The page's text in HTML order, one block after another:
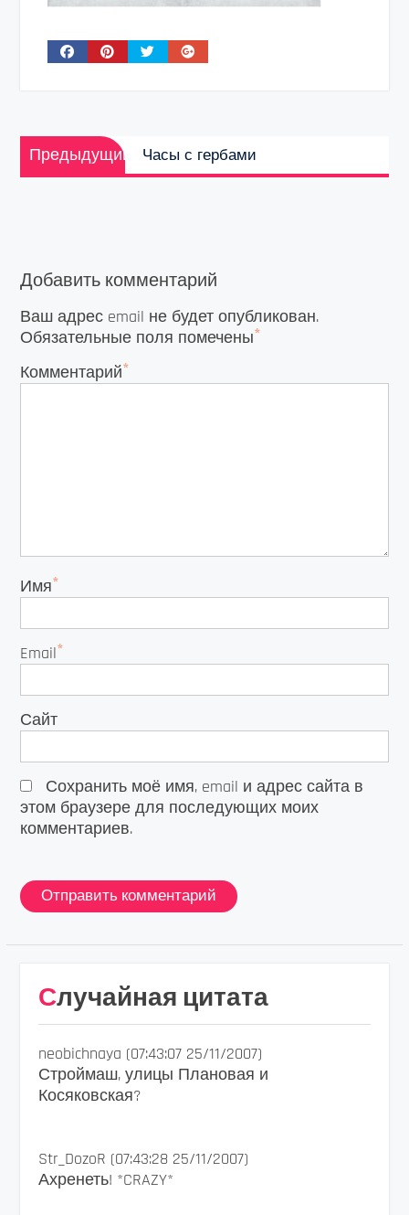
Навигация
по
записям
Предыдущий
Предыдущая
запись:
Часы с гербами
Добавить комментарий
Ваш адрес email не будет опубликован.
Обязательные поля помечены*
Комментарий*
Имя*
Email*
Сайт
Сохранить моё имя, email и адрес сайта в
этом браузере для последующих моих
комментариев.
Случайная цитата
neobichnaya (07:43:07 25/11/2007)
Строймаш, улицы Плановая и
Косяковская?
Str_DozoR (07:43:28 25/11/2007)
Ахренеть! *CRAZY*